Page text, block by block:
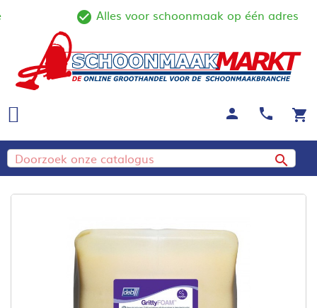
check_circle_outline
Alles voor schoonmaak op één adres
shopping_cart
call
person
